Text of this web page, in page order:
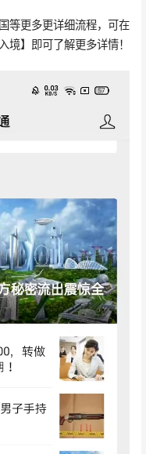
等更多更详细流程，可在
境】即可了解更多详情！